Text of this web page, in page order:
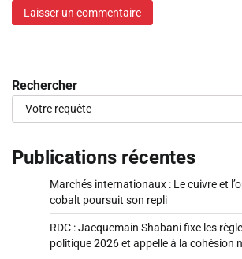
Rechercher
Publications récentes
Marchés internationaux : Le cuivre et
cobalt poursuit son repli
RDC : Jacquemain Shabani fixe les
politique 2026 et appelle à la cohésion